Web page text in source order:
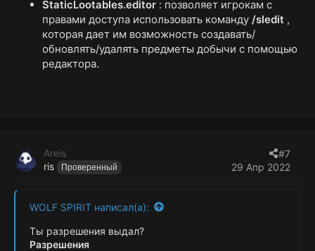
StaticLootables.editor : позволяет игрокам с
правами доступа использовать команду /sledit ,
которая дает им возможность создавать/
обновлять/удалять предметы добычи с помощью
редактора.
Areis
ris
Проверенный 29 Апр 2022
#7
WOLF SPIRIT написал(а):
Ты разрешения выдал?
Разрешения